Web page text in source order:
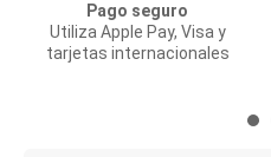
Pago seguro
Utiliza Apple Pay, Visa y
tarjetas internacionales